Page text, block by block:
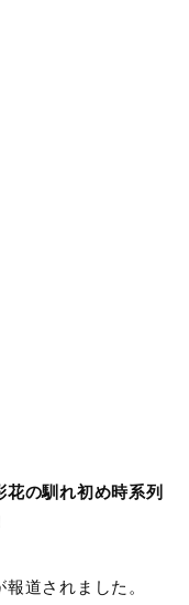
花の馴れ初め時系列
道されました。